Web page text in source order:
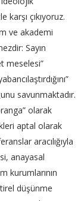
çıkıyoruz.
ve akademi
Sayın
meselesi”
savunmaktadır.
olarak
aptal olarak
aracılığıyla
anayasal
kurumlarının
düşünme